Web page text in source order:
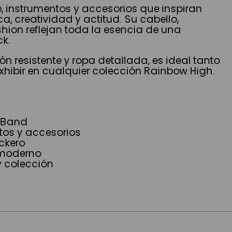
instrumentos y accesorios que inspiran
creatividad y actitud. Su cabello,
reflejan toda la esencia de una
resistente y ropa detallada, es ideal tanto
en cualquier colección Rainbow High.
y accesorios
colección